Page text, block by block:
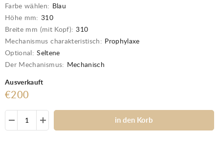
Farbe wählen:
Blau
Höhe mm: 310
Breite mm (mit Kopf): 310
Mechanismus charakteristisch: Prophylaxe
Optional: Seltene
Der Mechanismus:
Mechanisch
Ausverkauft
€200
in den Korb